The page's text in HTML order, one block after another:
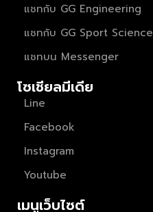
แชทกับ GG Engineering
แชทกับ GG Sport Science
แชทบน Messenger
โซเชียลมีเดีย
Line
Facebook
Instagram
Youtube
เมนูเว็บไซต์